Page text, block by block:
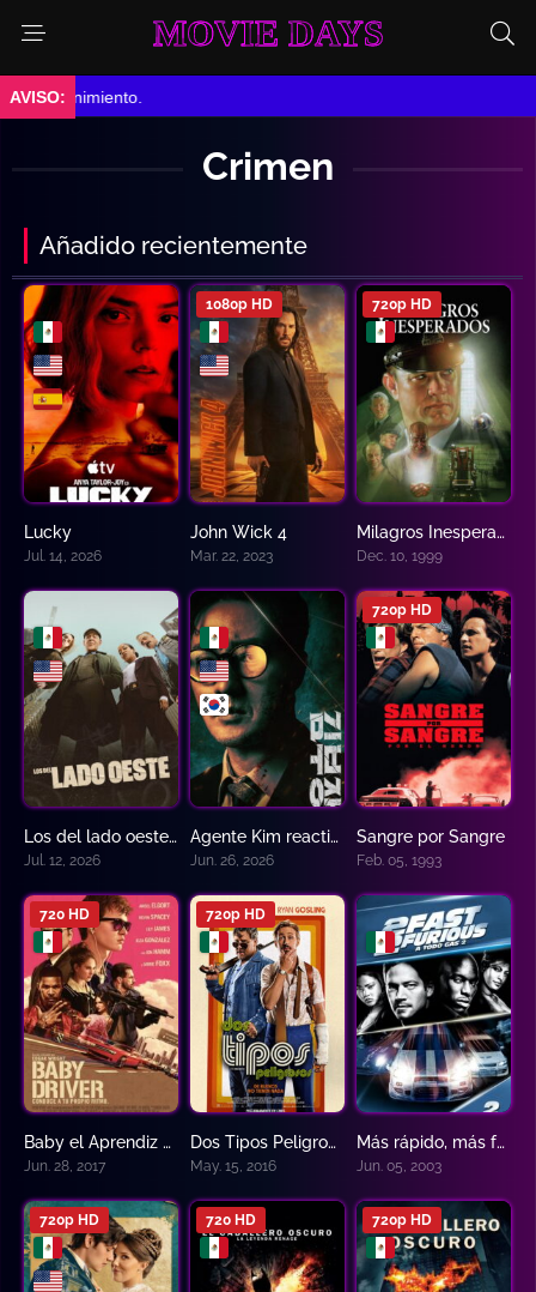
MOVIE DAYS
Crimen
Añadido recientemente
Lucky
Jul. 14, 2026
1080p HD
John Wick 4
Mar. 22, 2023
8.6
720p HD
Milagros Inesperados
Dec. 10, 1999
6Los del lado oeste – The Westies
Jul. 12, 2026
8.1Agente Kim reactivado
Jun. 26, 2026
0
720p HD
Sangre por Sangre
Feb. 05, 1993
7.6
720 HD
Baby el Aprendiz del Crimen
Jun. 28, 2017
7.4
720p HD
Dos Tipos Peligrosos – The Nice Guys
May. 15, 2016
0Más rápido, más furioso – Rapidos y Furiosos 2
Jun. 05, 2003
720p HD 720 HD 720p HD